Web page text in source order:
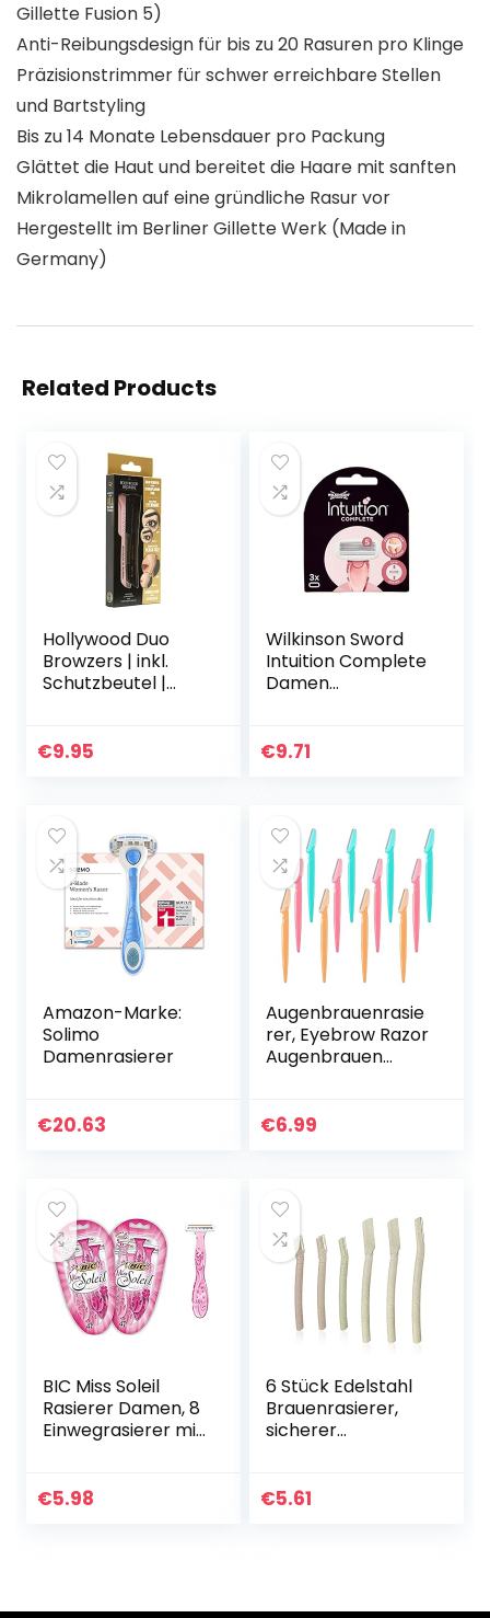
Gillette Fusion 5)
Anti-Reibungsdesign für bis zu 20 Rasuren pro Klinge
Präzisionstrimmer für schwer erreichbare Stellen
und Bartstyling
Bis zu 14 Monate Lebensdauer pro Packung
Glättet die Haut und bereitet die Haare mit sanften
Mikrolamellen auf eine gründliche Rasur vor
Hergestellt im Berliner Gillette Werk (Made in
Germany)
Related Products
Hollywood Duo
Browzers | inkl.
Schutzbeutel |
und zum Entfernen
Dermaplaning und
Peeling geeignet |
Schwarz und
Pastellrosa
€9.95
Wilkinson Sword
Intuition Complete
Damen
€9.71
Amazon-Marke:
Solimo
Damenrasierer
€20.63
Augenbrauenrasie
rer, Eyebrow Razor
Augenbrauen
Augenbrauen
€6.99
BIC Miss Soleil
Rasierer Damen, 8
Einwegrasierer mit
sanfte Rasur
€5.98
6 Stück Edelstahl
Brauenrasierer,
sicherer
tragbarer
Brauenformer
€5.61